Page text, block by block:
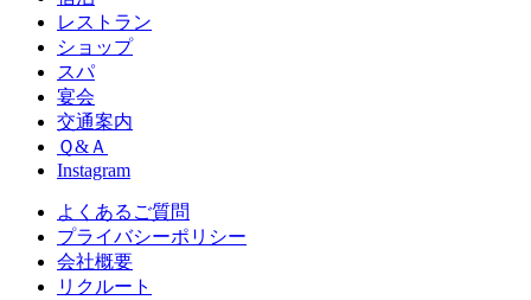
レストラン
ショップ
スパ
宴会
交通案内
Ｑ&Ａ
Instagram
よくあるご質問
プライバシーポリシー
会社概要
リクルート